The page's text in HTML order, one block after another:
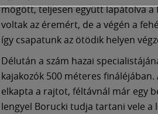
mögött, teljesen együtt lapátolva a
voltak az éremért, de a végén a
így csapatunk az ötödik helyen
Délután a szám hazai
kajakozók 500 méteres
elkapta a rajtot, féltávnál már egy
lengyel Borucki tudja tartani vele